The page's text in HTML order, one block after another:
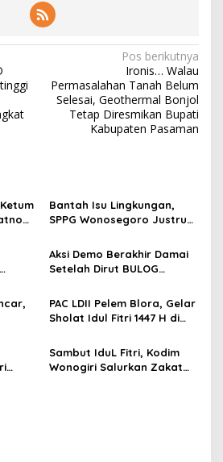
Pos berikutnya
Ironis… Walau
Permasalahan Tanah Belum
Selesai, Geothermal Bonjol
Tetap Diresmikan Bupati
Kabupaten Pasaman
Bantah Isu Lingkungan,
SPPG Wonosegoro Justru
Boyolali
Aksi Demo Berakhir Damai
Setelah Dirut BULOG
Menyerap Tebu Petani
Blora melalui PT GMM
PAC LDII Pelem Blora, Gelar
Sholat Idul Fitri 1447 H di
Mindi
Sambut IduL Fitri, Kodim
Wonogiri Salurkan Zakat